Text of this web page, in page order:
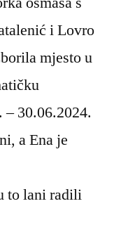
i Lovro
mjesto u
30.06.2024.
a Ena je
to lani radili